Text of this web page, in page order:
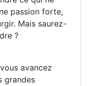
passion forte,
Mais saurez-
?
avancez
grandes